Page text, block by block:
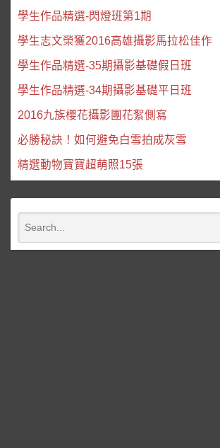
學生作品精選-閃燈班第1期
學生志文榮獲2016高雄攝影馬拉松佳作
學生作品精選-35期攝影基礎假日班
學生作品精選-34期攝影基礎平日班
2016九族櫻花攝影團花絮側寫
必勝秘訣！如何避免白雪拍成灰雪
精選動物寶寶超萌照15張